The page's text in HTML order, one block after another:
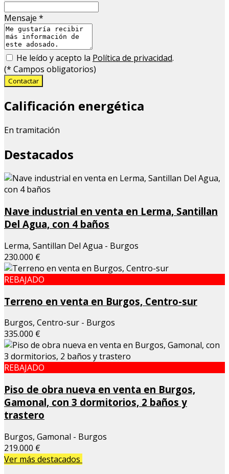
Mensaje *
He leído y acepto la Política de privacidad.
(* Campos obligatorios)
Contactar
Calificación energética
En tramitación
Destacados
Nave industrial en venta en Lerma, Santillan
Del Agua, con 4 baños
Lerma, Santillan Del Agua - Burgos
230.000 €
REBAJADO
Terreno en venta en Burgos, Centro-sur
Burgos, Centro-sur - Burgos
335.000 €
REBAJADO
Piso de obra nueva en venta en Burgos,
Gamonal, con 3 dormitorios, 2 baños y
trastero
Burgos, Gamonal - Burgos
219.000 €
Ver más destacados